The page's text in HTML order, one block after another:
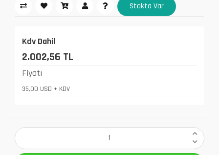
Stokta Var
Kdv Dahil
2.002,56 TL
Fiyatı
35,00 USD + KDV